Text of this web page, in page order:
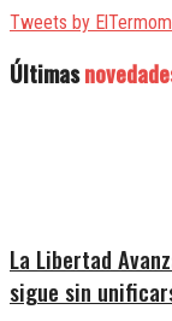
Tweets by
Últimas
La Libertad
sigue sin